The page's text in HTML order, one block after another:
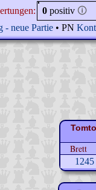
0 positiv 🛈
- neue Partie• PN
Brett
1245